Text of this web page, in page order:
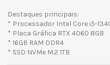
Destaques principais:
* Processador Intel Core i5-
* Placa Gráfica RTX 4060 8GB
* 16GB RAM DDR4
* SSD NVMe M.2 1TB